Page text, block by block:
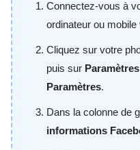
Connectez-vous à
ordinateur ou mobile
Cliquez sur votre
puis sur
Paramètres.
Dans la colonne de
informations